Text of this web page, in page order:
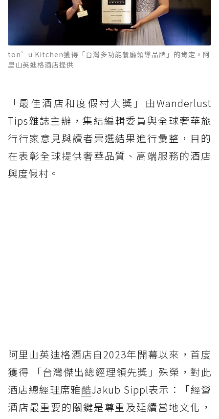
ton’u Kitchen獲得「台灣多功能餐廳領導品牌」的肯定。阿
里山英迪格酒店提供
「最佳酒店和度假村大獎」由Wanderlust
Tips雜誌主辦，集結編輯委員與全球奢華旅
行行家意見與讀者票選結果進行彙整，目的
在表彰全球提供奢華品質、高端服務的酒店
與度假村。
阿里山英迪格酒店自2023年開幕以來，首度
獲得 「台灣傑出總經理領先獎」殊榮，對此
酒店總經理席雅酷Jakub Sippl表示：「經營
酒店最重要的關鍵是尊重及延續當地文化，